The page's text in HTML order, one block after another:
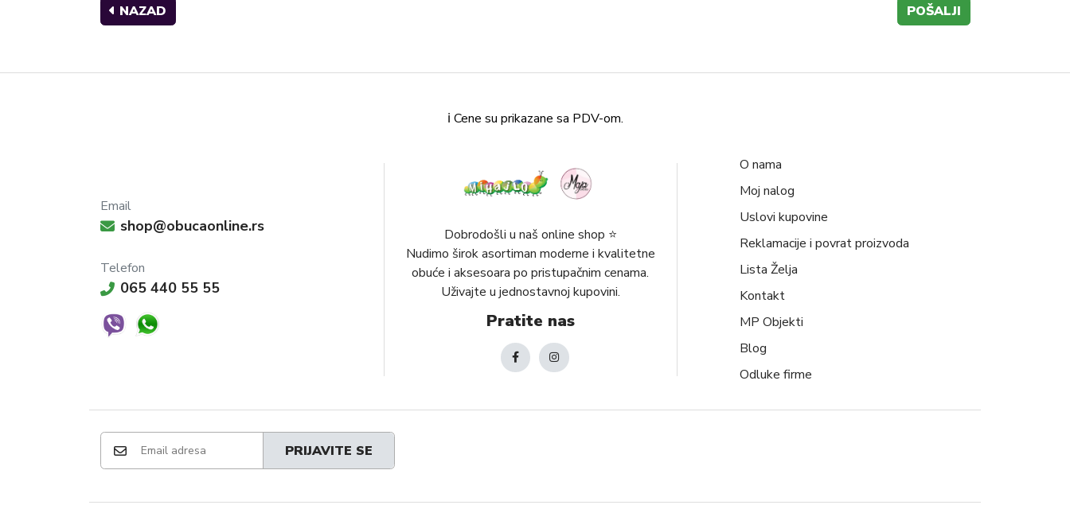
NAZAD
ℹ️ Cene su prikazane sa PDV-om.
Email
shop@obucaonline.rs
Telefon
065 440 55 55
Dobrodošli u naš online shop ⭐️
Nudimo širok asortiman moderne i kvalitetne
obuće i aksesoara po pristupačnim cenama.
Uživajte u jednostavnoj kupovini.
Pratite nas
O nama
Moj nalog
Uslovi kupovine
Reklamacije i povrat proizvoda
Lista Želja
Kontakt
MP Objekti
Blog
Odluke firme
PRIJAVITE SE